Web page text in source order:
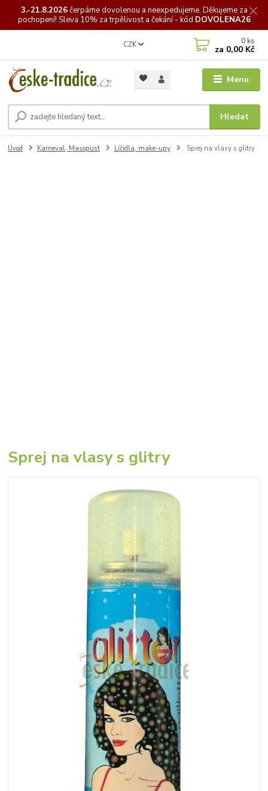
3.-21.8.2026čerpámedovolenou a neexpedujeme. Děkujeme za
pochopení! Sleva 10% za trpělivost a čekání - kód DOVOLENA26
Menu
CZK
Hledat
0 ks
za 0,00 Kč
Úvod Karneval, Masopust Líčidla, make-upy Sprej na vlasy s glitry
Sprej na vlasy s glitry